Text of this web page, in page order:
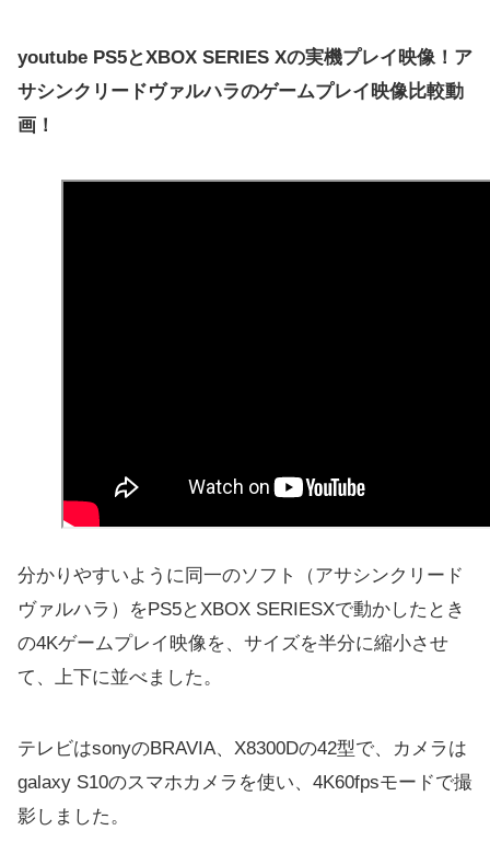
PS5コントローラーを使った感想
XBOX SERIES Xコントローラーを使った感想
オーディオを比較した結果
youtube PS5とXBOX SERIES Xの実機プレイ映像！ア
サシンクリードヴァルハラのゲームプレイ映像比較動
画！
分かりやすいように同一のソフト（アサシンクリード
ヴァルハラ）をPS5とXBOX SERIESXで動かしたとき
の4Kゲームプレイ映像を、サイズを半分に縮小させ
て、上下に並べました。
テレビはsonyのBRAVIA、X8300Dの42型で、カメラは
galaxy S10のスマホカメラを使い、4K60fpsモードで撮
影しました。